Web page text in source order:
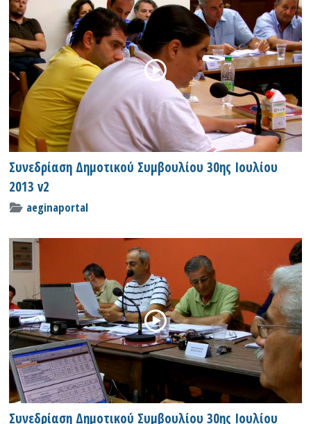
Συνεδρίαση Δημοτικού Συμβουλίου 30ης Ιουλίου
2013 v2
aeginaportal
Συνεδρίαση Δημοτικού Συμβουλίου 30ης Ιουλίου